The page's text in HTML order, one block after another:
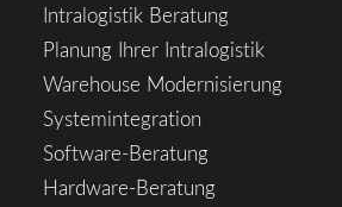
Intralogistik Beratung
Planung Ihrer Intralogistik
Warehouse Modernisierung
Systemintegration
Software-Beratung
Hardware-Beratung